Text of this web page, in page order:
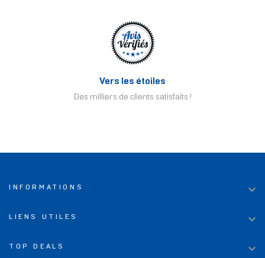
Vers les étoiles
Des milliers de clients satisfaits !
INFORMATIONS 
LIENS UTILES 
TOP DEALS 